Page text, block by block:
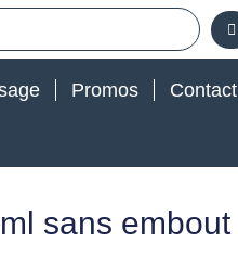
Promos Contact
sans embout